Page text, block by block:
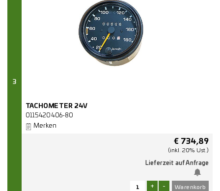
3
TACHOMETER 24V
0115420406-80
Merken
€ 734,89
(inkl. 20% Ust.)
Lieferzeit auf Anfrage
+ -